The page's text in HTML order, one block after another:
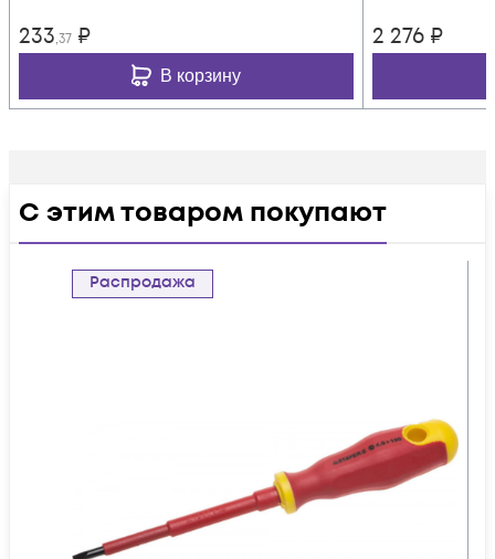
233,37 ₽
В корзину
2 276 ₽
С этим товаром покупают
Распродажа